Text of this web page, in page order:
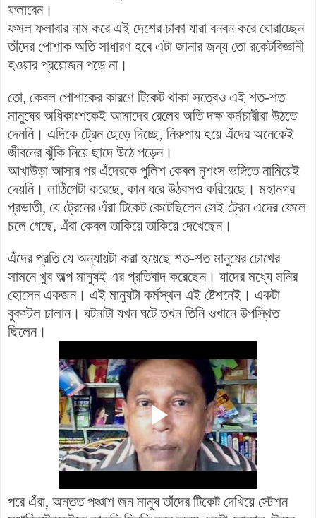
ফলাবেন।
ফসল ফলাবার নাম করে এই দেশের চাকা যারা বনবন করে ঘোরাচ্ছেন
তাঁদের পোশাক অতি সাধারণ হবে এটা জানার জন্য তো রকেটবিজ্ঞানী
হওয়ার প্রয়োজন পড়ে না।
তো, কেবল পোশাকের কারণে টিকেট থাকা সত্বেও এই শত-শত
মানুষের অধিকাংশকেই আমাদের রেলের অতি দক্ষ কর্মচারীরা উঠতে
দেননি। এদিকে ট্রেন ছেড়ে দিচ্ছে, নিরুপায় হয়ে এঁদের অনেকেই
জীবনের ঝুঁকি নিয়ে ছাদে উঠে পড়েন।
আখাউড়া আসার পর এঁদেরকে পুলিশ কেবল নৃশংস ভঙ্গিতে নামিয়েই
দেয়নি। লাঠিপেটা করেছে, কান ধরে উঠবসও করিয়েছে। মহানগর
প্রভাতী, যে ট্রেনের এঁরা টিকেট কেটেছিলেন সেই ট্রেন এদের ফেলে
চলে গেছে, এঁরা কেবল তাকিয়ে তাকিয়ে দেখেছেন।
এঁদের প্রতি যে অন্যায়টা করা হয়েছে শত-শত মানুষের চোখের
সামনে খুব অল্প মানুষই এর প্রতিবাদ করেছেন। যাদের মধ্যে মনির
হোসেন একজন। এই মানুষটা কর্মস্থল এই ষ্টেশনেই। একটা
বুকস্টল চালান। ঘটনাটা যখন ঘটে তখন তিনি ওখানে উপস্থিত
ছিলেন।
পরে এঁরা, অন্তত পঞ্চাশ জন মানুষ তাঁদের টিকেট দেখিয়ে স্টেশন